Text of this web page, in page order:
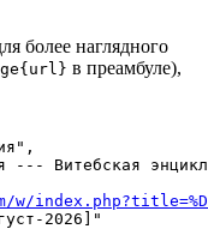
более наглядного
в преамбуле),
--- Витебская
2026]"